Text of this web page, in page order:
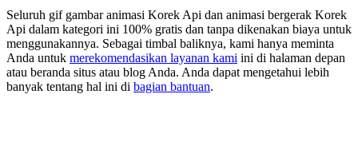
Seluruh gif gambar animasi Korek Api dan animasi bergerak Korek
Api dalam kategori ini 100% gratis dan tanpa dikenakan biaya untuk
menggunakannya. Sebagai timbal baliknya, kami hanya meminta
Anda untuk merekomendasikan layanan kami ini di halaman depan
atau beranda situs atau blog Anda. Anda dapat mengetahui lebih
banyak tentang hal ini di bagian bantuan.